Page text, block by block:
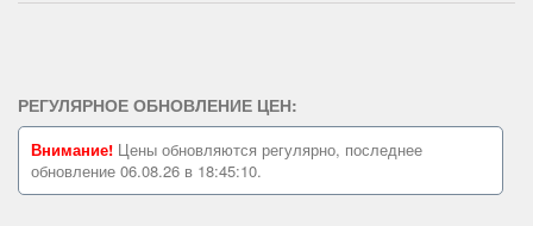
РЕГУЛЯРНОЕ ОБНОВЛЕНИЕ ЦЕН:
Внимание! Цены обновляются регулярно, последнее
обновление 06.08.26 в 18:45:10.